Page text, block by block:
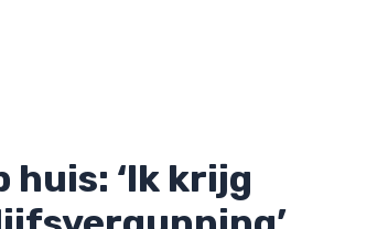
huis: ‘Ik krijg